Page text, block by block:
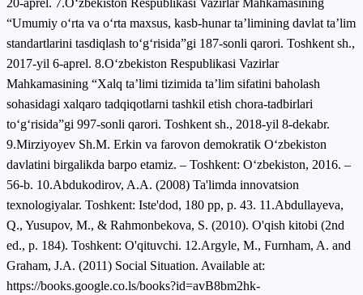
“Umumiy oʻrta va oʻrta maxsus, kasb-hunar ta’limining davlat ta’lim
standartlarini tasdiqlash toʻgʻrisida”gi 187-sonli qarori. Toshkent sh.,
2017-yil 6-aprel. 8.Oʻzbekiston Respublikasi Vazirlar
Mahkamasining “Xalq ta’limi tizimida ta’lim sifatini baholash
sohasidagi xalqaro tadqiqotlarni tashkil etish chora-tadbirlari
toʻgʻrisida”gi 997-sonli qarori. Toshkent sh., 2018-yil 8-dekabr.
9.Mirziyоyеv Sh.М. Еrkin vа fаrоvоn dеmоkrаtik Оʻzbеkistоn
dаvlаtini birgаlikdа bаrро еtаmiz. ‒ Тоshkеnt: Оʻzbеkistоn, 2016. ‒
56-b. 10.Abdukodirov, A.A. (2008) Ta'limda innovatsion
texnologiyalar. Toshkent: Iste'dod, 180 pp, p. 43. 11.Abdullayeva,
Q., Yusupov, M., & Rahmonbekova, S. (2010). O'qish kitobi (2nd
ed., p. 184). Toshkent: O'qituvchi. 12.Argyle, M., Furnham, A. and
Graham, J.A. (2011) Social Situation. Available at:
https://books.google.co.ls/books?id=avB8bm2hk-